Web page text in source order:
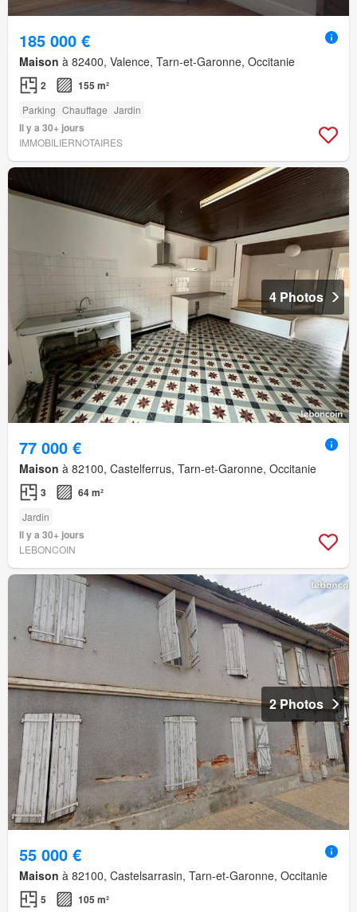
185 000 €
Maison à 82400, Valence, Tarn-et-Garonne, Occitanie
2 155 m²
Parking Chauffage Jardin
Il y a 30+ jours
IMMOBILIERNOTAIRES
4 Photos
77 000 €
Maison à 82100, Castelferrus, Tarn-et-Garonne, Occitanie
3 64 m²
Jardin
Il y a 30+ jours
LEBONCOIN
2 Photos
55 000 €
Maison à 82100, Castelsarrasin, Tarn-et-Garonne, Occitanie
5
105 m²